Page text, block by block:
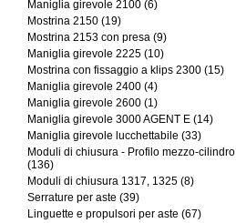
Maniglia girevole 2100 (6)
Mostrina 2150 (19)
Mostrina 2153 con presa (9)
Maniglia girevole 2225 (10)
Mostrina con fissaggio a klips 2300 (15)
Maniglia girevole 2400 (4)
Maniglia girevole 2600 (1)
Maniglia girevole 3000 AGENT E (14)
Maniglia girevole lucchettabile (33)
Moduli di chiusura - Profilo mezzo-cilindro
(136)
Moduli di chiusura 1317, 1325 (8)
Serrature per aste (39)
Linguette e propulsori per aste (67)